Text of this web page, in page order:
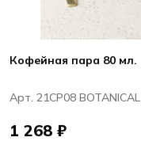
Кофейная пара 80 мл.
Арт. 21CP08 BOTANICAL
1 268 ₽